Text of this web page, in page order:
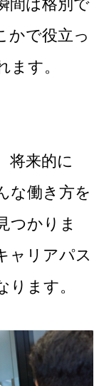
間は格別で
かで役立っ
ます。
将来的に
な働き方を
つかりま
ャリアパス